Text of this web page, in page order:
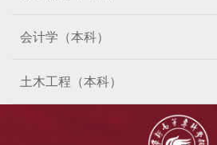
会计学（本科）
土木工程（本科）